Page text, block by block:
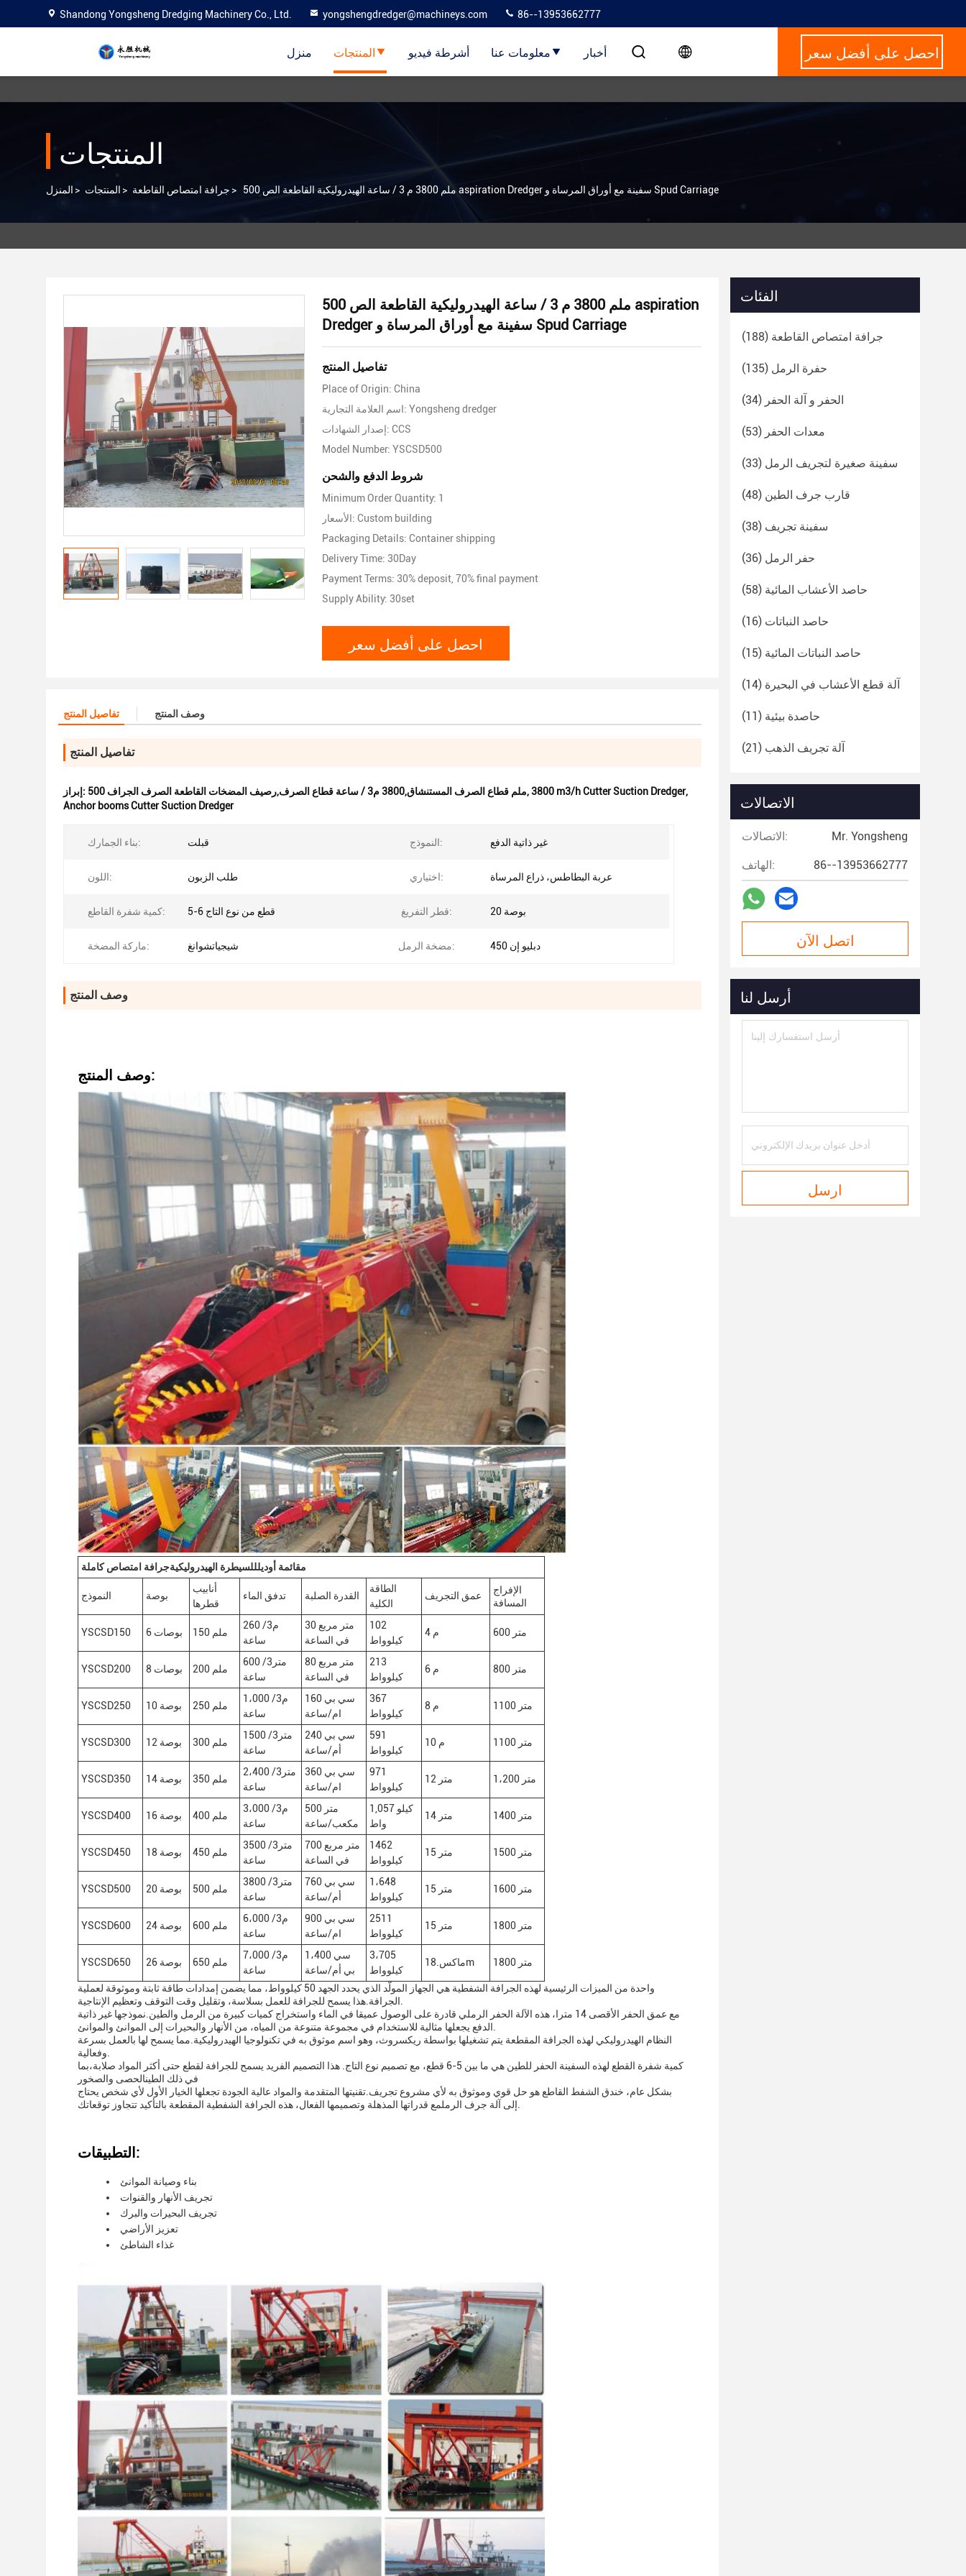
Shandong Yongsheng Dredging Machinery Co., Ltd. yongshengdredger@machineys.com 86--13953662777
منزل المنتجات أشرطة فيديو معلومات عنا أخبار احصل على أفضل سعر
المنتجات
المنزل > المنتجات > جرافة امتصاص القاطعة > 500 ملم 3800 م 3 / ساعة الهيدروليكية القاطعة الص aspiration Dredger سفينة مع أوراق المرساة و Spud Carriage
500 ملم 3800 م 3 / ساعة الهيدروليكية القاطعة الص aspiration
Dredger سفينة مع أوراق المرساة و Spud Carriage
تفاصيل المنتج
Place of Origin: China
اسم العلامة التجارية: Yongsheng dredger
إصدار الشهادات: CCS
Model Number: YSCSD500
شروط الدفع والشحن
Minimum Order Quantity: 1
الأسعار: Custom building
Packaging Details: Container shipping
Delivery Time: 30Day
Payment Terms: 30% deposit, 70% final payment
Supply Ability: 30set
احصل على أفضل سعر
تفاصيل المنتج وصف المنتج
تفاصيل المنتج
إبراز: 500 ملم قطاع الصرف المستنشاق,3800 م3 / ساعة قطاع الصرف,رصيف المضخات القاطعة الصرف الجراف,3800 m3/h Cutter Suction Dredger,
Anchor booms Cutter Suction Dredger
بناء الجمارك: قبلت النموذج: غير ذاتية الدفع
اللون: طلب الزبون اختياري: عربة البطاطس، ذراع المرساة
كمية شفرة القاطع: 5-6 قطع من نوع التاج قطر التفريغ: 20 بوصة
ماركة المضخة: شيجياتشوانغ مضخة الرمل: دبليو إن 450
وصف المنتج
وصف المنتج:
مقائمة أوديلللسيطرة الهيدروليكيةجرافة امتصاص كاملة
النموذج بوصة
أنابيب
قطرها
تدفق الماء القدرة الصلبة
الطاقة
الكلية
عمق التجريف
الإفراج
المسافة
YSCSD150 6 بوصات 150 ملم
260 م3/
ساعة
30 متر مربع
في الساعة
102
كيلوواط
4 م 600 متر
YSCSD200 8 بوصات 200 ملم
600 متر3/
ساعة
80 متر مربع
في الساعة
213
كيلوواط
6 م 800 متر
YSCSD250 10 بوصة 250 ملم
1،000 م3/
ساعة
160 سي بي
ام/ساعة
367
كيلوواط
8 م 1100 متر
YSCSD300 12 بوصة 300 ملم
1500 متر3/
ساعة
240 سي بي
أم/ساعة
591
كيلوواط
10 م 1100 متر
YSCSD350 14 بوصة 350 ملم
2،400 متر3/
ساعة
360 سي بي
ام/ساعة
971
كيلوواط
12 متر 1،200 متر
YSCSD400 16 بوصة 400 ملم
3،000 م3/
ساعة
500 متر
مكعب/ساعة
1,057 كيلو
واط
14 متر 1400 متر
YSCSD450 18 بوصة 450 ملم
3500 متر3/
ساعة
700 متر مربع
في الساعة
1462
كيلوواط
15 متر 1500 متر
YSCSD500 20 بوصة 500 ملم
3800 متر3/
ساعة
760 سي بي
أم/ساعة
1،648
كيلوواط
15 متر 1600 متر
YSCSD600 24 بوصة 600 ملم
6،000 م3/
ساعة
900 سي بي
ام/ساعة
2511
كيلوواط
15 متر 1800 متر
YSCSD650 26 بوصة 650 ملم
7،000 م3/
ساعة
1،400 سي
بي أم/ساعة
3،705
كيلوواط
ماكس.18m 1800 متر
واحدة من الميزات الرئيسية لهذه الجرافة الشفطية هي الجهاز المولّد الذي يحدد الجهد 50 كيلوواط، مما يضمن إمدادات طاقة ثابتة وموثوقة لعملية
مع عمق الحفر الأقصى 14 مترا، هذه الآلة الحفر الرملي قادرة على الوصول عميقا في الماء واستخراج كميات كبيرة من الرمل والطين.نموذجها غير ذاتية
النظام الهيدروليكي لهذه الجرافة المقطعة يتم تشغيلها بواسطة ريكسروث، وهو اسم موثوق به في تكنولوجيا الهيدروليكية.مما يسمح لها بالعمل بسرعة
كمية شفرة القطع لهذه السفينة الحفر للطين هي ما بين 5-6 قطع، مع تصميم نوع التاج. هذا التصميم الفريد يسمح للجرافة لقطع حتى أكثر المواد صلابة،بما
في ذلك الطينالحصى والصخور
بشكل عام، خندق الشفط القاطع هو حل قوي وموثوق به لأي مشروع تجريف.تقنيتها المتقدمة والمواد عالية الجودة تجعلها الخيار الأول لأي شخص يحتاج
التطبيقات:
بناء وصيانة الموانئ
تجريف الأنهار والقنوات
تجريف البحيرات والبرك
تعزيز الأراضي
غذاء الشاطئ
الفئات
جرافة امتصاص القاطعة (188)
حفرة الرمل (135)
الحفر و آلة الحفر (34)
معدات الحفر (53)
سفينة صغيرة لتجريف الرمل (33)
قارب جرف الطين (48)
سفينة تجريف (38)
حفر الرمل (36)
حاصد الأعشاب المائية (58)
حاصد النباتات (16)
حاصد النباتات المائية (15)
آلة قطع الأعشاب في البحيرة (14)
حاصدة بيئية (11)
آلة تجريف الذهب (21)
الاتصالات
الاتصالات: Mr. Yongsheng
الهاتف: 86--13953662777
اتصل الآن
أرسل لنا
ارسل